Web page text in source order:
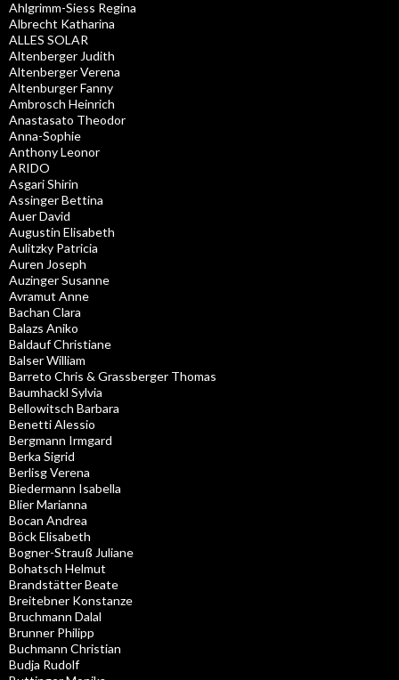
Ahlgrimm-Siess Regina
Albrecht Katharina
ALLES SOLAR
Altenberger Judith
Altenberger Verena
Altenburger Fanny
Ambrosch Heinrich
Anastasato Theodor
Anna-Sophie
Anthony Leonor
ARIDO
Asgari Shirin
Assinger Bettina
Auer David
Augustin Elisabeth
Aulitzky Patricia
Auren Joseph
Auzinger Susanne
Avramut Anne
Bachan Clara
Balazs Aniko
Baldauf Christiane
Balser William
Barreto Chris & Grassberger Thomas
Baumhackl Sylvia
Bellowitsch Barbara
Benetti Alessio
Bergmann Irmgard
Berka Sigrid
Berlisg Verena
Biedermann Isabella
Blier Marianna
Bocan Andrea
Böck Elisabeth
Bogner-Strauß Juliane
Bohatsch Helmut
Brandstätter Beate
Breitebner Konstanze
Bruchmann Dalal
Brunner Philipp
Buchmann Christian
Budja Rudolf